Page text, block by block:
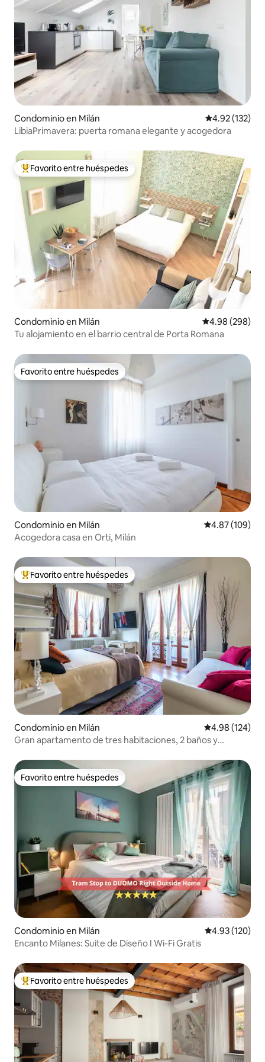
Condominio en Milán Calificación
4.92 (132)
LibiaPrimavera: puerta romana elegante y acogedora
De los mejores en Favorito entre huéspedes
Favorito entre huéspedes
Condominio en Milán Calificación
4.98 (298)
Tu alojamiento en el barrio central de Porta Romana
Favorito entre huéspedes
Favorito entre huéspedes
Condominio en Milán Calificación
4.87 (109)
Acogedora casa en Orti, Milán
De los mejores en Favorito entre huéspedes
Favorito entre huéspedes
Condominio en Milán Calificación
4.98 (124)
Gran apartamento de tres habitaciones, 2 baños y
Favorito entre huéspedes
Favorito entre huéspedes
Condominio en Milán Calificación
4.93 (120)
Encanto Milanes: Suite de Diseño I Wi-Fi Gratis
De los mejores en Favorito entre huéspedes
Favorito entre huéspedes